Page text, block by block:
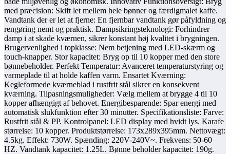
med præcision: Skift let mellem hele bønner og færdigmalet kaffe.
Vandtank der er let at fjerne: En fjernbar vandtank gør påfyldning og
rengøring nemt og praktisk. Dampsikringsteknologi: Forhindrer
damp i at skade kværnen, sikrer konstant høj kvalitet i brygningen.
Brugervenlighed i topklasse: Nem betjening med LED-skærm og
touch-knapper. Stor kapacitet: Bryg op til 10 kopper med den store
bønnebeholder. Perfekt Temperatur: Avanceret temperaturstyring og
varmeplade til at holde kaffen varm. Ensartet Kværning:
Kegleformede kværneblad i rustfrit stål sikrer en konsekvent
kværning. Tilpasningsmuligheder: Vælg mellem at brygge 4 til 10
kopper afhængigt af behovet. Energibesparende: Spar energi med
automatisk slukfunktion efter 30 minutter. Specifikationsliste: Farve:
Rustfrit stål & PP. Kontrolpanel: LED display med hvidt lys. Karafe
størrelse: 10 kopper. Produktstørrelse: 173x289x395mm. Nettovægt:
4.5kg. Effekt: 730W. Spænding: 220V-240V~. Frekvens: 50-60
HZ. Vandtank kapacitet: 1.25L. Bønne beholder kapacitet: 190g.